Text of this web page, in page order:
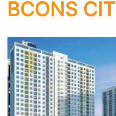
BCONS